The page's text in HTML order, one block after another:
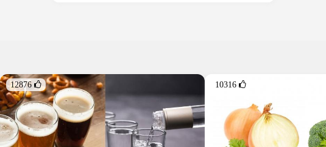
んな不快な思いをしている人のために、慢性蕁麻疹に
なりえる原因の可能性を探っていきます。
まずは食物アレルギーを疑う。
慢性蕁麻疹の原因の１つとして考えられるのが食物ア
レルギー。ほとんどの病院で最初の診察でアレルゲン
となっている食物を特定する食物アレルギーテストが
12876  10316 